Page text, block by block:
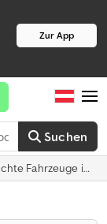
Zur App
Suchen
Fahrzeuge in